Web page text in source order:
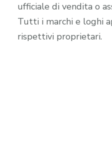
ufficiale di vendita o
Tutti i marchi e loghi
rispettivi proprietari.